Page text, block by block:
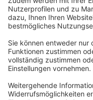
Service-Hotline
Shop Service